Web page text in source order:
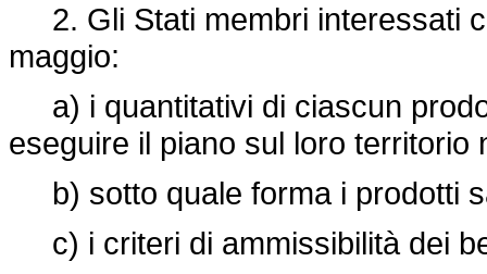
2. Gli Stati membri interessati
maggio:
a) i quantitativi di ciascun
eseguire il piano sul loro territorio
b) sotto quale forma i prodotti
c) i criteri di ammissibilità dei